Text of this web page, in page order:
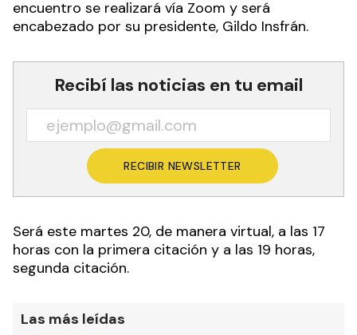
encuentro se realizará vía Zoom y será
encabezado por su presidente, Gildo Insfrán.
Recibí las noticias en tu email
RECIBIR NEWSLETTER
Será este martes 20, de manera virtual, a las 17
horas con la primera citación y a las 19 horas,
segunda citación.
Las más leídas